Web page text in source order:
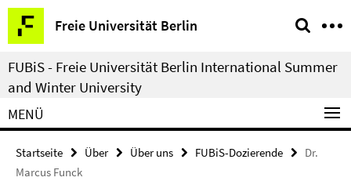
Springe
direkt
zu
Inhalt
Freie Universität Berlin
Service-
Navigation
FUBiS - Freie Universität Berlin International Summer
and Winter University
MENÜ
Startseite Über Über uns FUBiS-Dozierende
Dr.
Marcus Funck